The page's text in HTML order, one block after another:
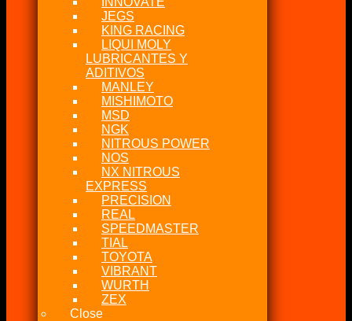
JEGS
KING RACING
LIQUI MOLY
LUBRICANTES Y
ADITIVOS
MANLEY
MISHIMOTO
MSD
NGK
NITROUS POWER
NOS
NX NITROUS
EXPRESS
PRECISION
REAL
SPEEDMASTER
TIAL
TOYOTA
VIBRANT
WURTH
ZEX
Close